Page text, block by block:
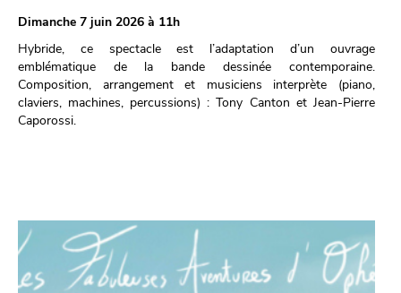
Dimanche 7 juin 2026 à 11h
Hybride, ce spectacle est l’adaptation d’un ouvrage
emblématique de la bande dessinée contemporaine.
Composition, arrangement et musiciens interprète (piano,
claviers, machines, percussions) : Tony Canton et Jean-Pierre
Caporossi.